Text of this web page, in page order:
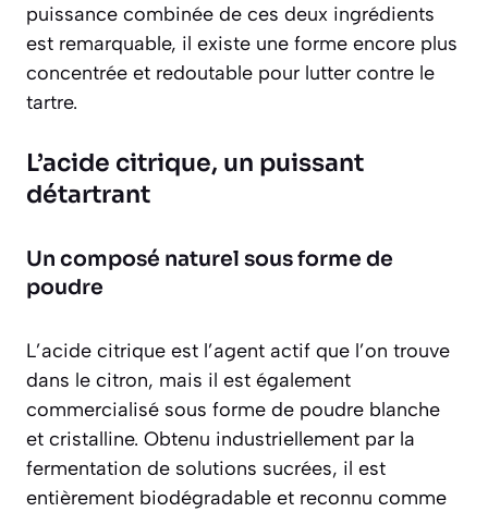
puissance combinée de ces deux ingrédients
est remarquable, il existe une forme encore plus
concentrée et redoutable pour lutter contre le
tartre.
L’acide citrique, un puissant
détartrant
Un composé naturel sous forme de
poudre
L’acide citrique est l’agent actif que l’on trouve
dans le citron, mais il est également
commercialisé sous forme de poudre blanche
et cristalline. Obtenu industriellement par la
fermentation de solutions sucrées, il est
entièrement biodégradable et reconnu comme